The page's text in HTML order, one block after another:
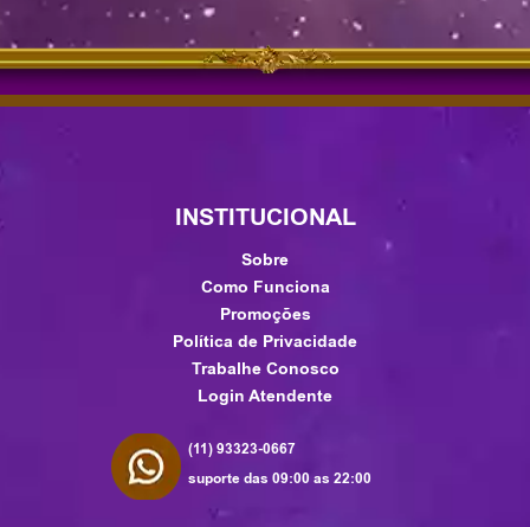
INSTITUCIONAL
Sobre
Como Funciona
Promoções
Política de Privacidade
Trabalhe Conosco
Login Atendente
(11) 93323-0667
suporte das 09:00 as 22:00